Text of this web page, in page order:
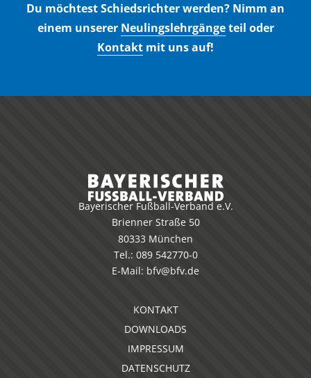
Du möchtest Schiedsrichter werden? Nimm an
einem unserer Neulingslehrgängeteil oder
Kontakt mit uns auf!
Bayerischer Fußball-Verband e.V.
Brienner Straße 50
80333 München
Tel.: 089 542770-0
E-Mail: bfv@bfv.de
KONTAKT
DOWNLOADS
IMPRESSUM
DATENSCHUTZ